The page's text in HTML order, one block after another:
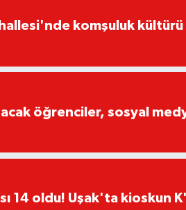
komşuluk kültürü
öğrenciler, sosyal
14 oldu! Uşak'ta kioskun